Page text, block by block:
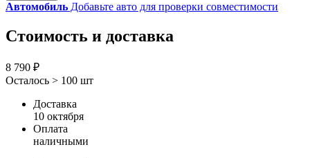
Автомобиль Добавьте авто для проверки совместимости
Стоимость и доставка
8 790 ₽
Осталось > 100 шт
Доставка
10 октября
Оплата
наличными